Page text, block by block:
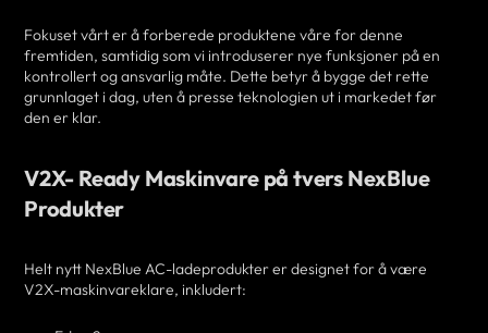
Fokuset vårt er å forberede produktene våre for denne
fremtiden, samtidig som vi introduserer nye funksjoner på en
kontrollert og ansvarlig måte. Dette betyr å bygge det rette
grunnlaget i dag, uten å presse teknologien ut i markedet før
den er klar.
V2X- Ready Maskinvare på tvers NexBlue
Produkter
Helt nytt NexBlue AC-ladeprodukter er designet for å være
V2X-maskinvareklare, inkludert: